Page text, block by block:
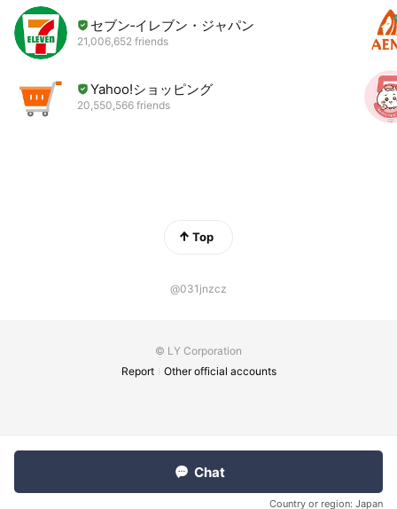
セブン‐イレブン・ジャパン
21,006,652 friends
Yahoo!ショッピング
20,550,566 friends
Top
@031jnzcz
© LY Corporation
Report
Other official accounts
Chat
Country or region: Japan